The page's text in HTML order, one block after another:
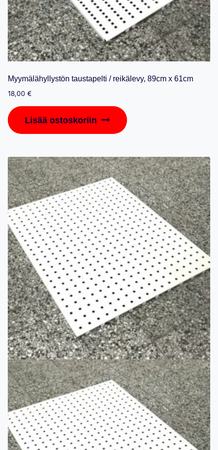
Myymälähyllystön taustapelti / reikälevy, 89cm x 61cm
18,00 €
Lisää ostoskoriin